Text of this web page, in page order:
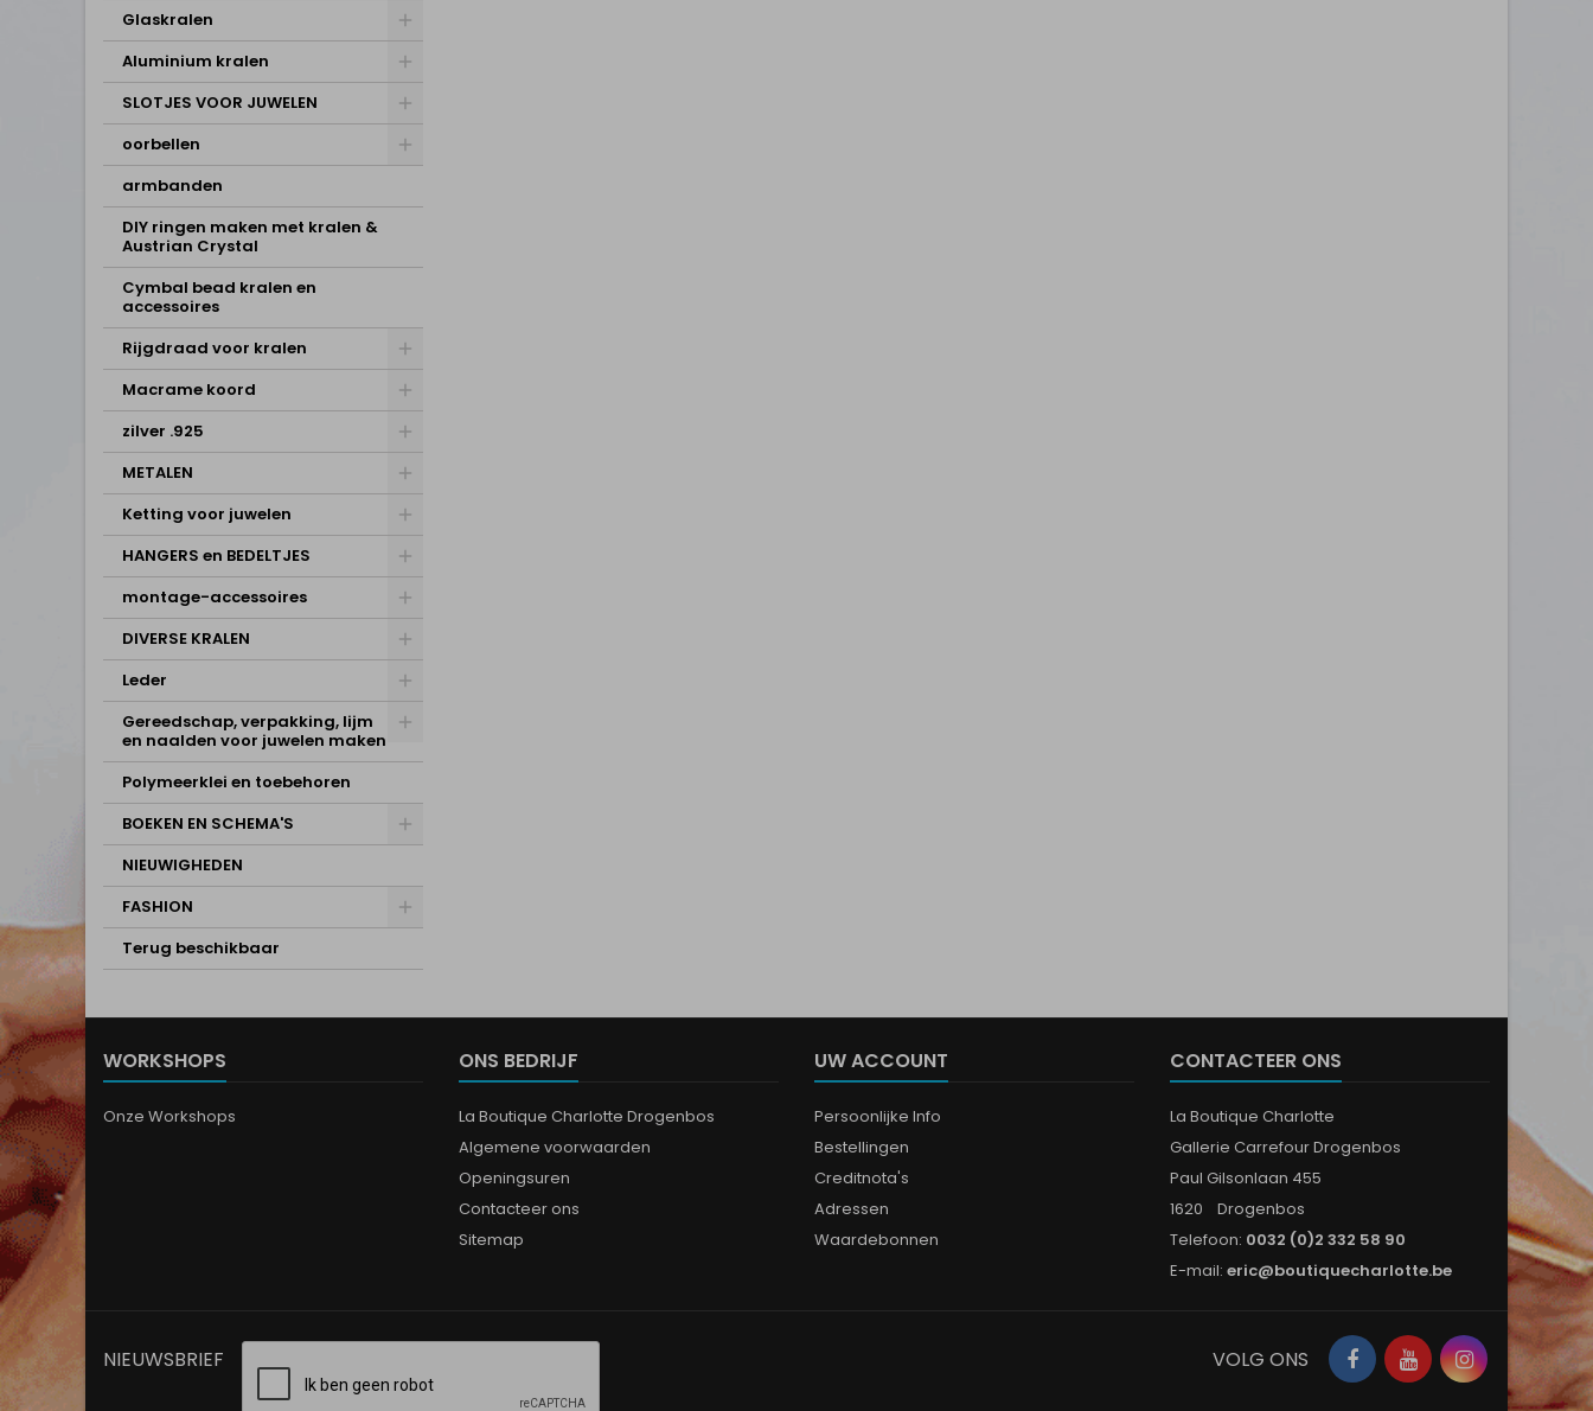
Glaskralen
Aluminium kralen
SLOTJES VOOR JUWELEN
oorbellen
armbanden
DIY ringen maken met kralen &
Austrian Crystal
Cymbal bead kralen en
accessoires
Rijgdraad voor kralen
Macrame koord
zilver .925
METALEN
Ketting voor juwelen
HANGERS en BEDELTJES
montage-accessoires
DIVERSE KRALEN
Leder
Gereedschap, verpakking, lijm
en naalden voor juwelen maken
Polymeerklei en toebehoren
BOEKEN EN SCHEMA'S
NIEUWIGHEDEN
FASHION
Terug beschikbaar
WORKSHOPS
Onze Workshops
ONS BEDRIJF
La Boutique Charlotte Drogenbos
Algemene voorwaarden
Openingsuren
Contacteer ons
Sitemap
UW ACCOUNT
Persoonlijke Info
Bestellingen
Creditnota's
Adressen
Waardebonnen
CONTACTEER ONS
La Boutique Charlotte
Gallerie Carrefour Drogenbos
Paul Gilsonlaan 455
1620 Drogenbos
Telefoon: 0032 (0)2 332 58 90
E-mail: eric@boutiquecharlotte.be
NIEUWSBRIEF Facebook
YouTubeInstagram
VOLG ONS